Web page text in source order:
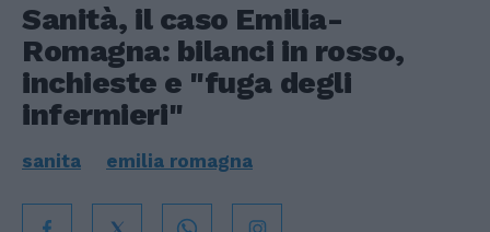
Sanità, il caso Emilia-
Romagna: bilanci in rosso,
inchieste e "fuga degli
infermieri"
sanita emilia romagna